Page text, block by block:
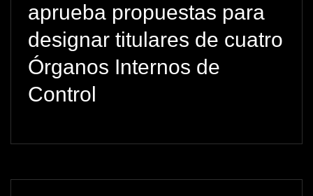
aprueba propuestas para
designar titulares de cuatro
Órganos Internos de
Control